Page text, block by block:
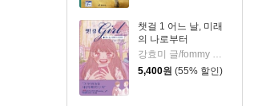
챗걸 1 어느 날, 미래
의 나로부터
강효미 글/fommy 그림
5,400원 (55% 할인)